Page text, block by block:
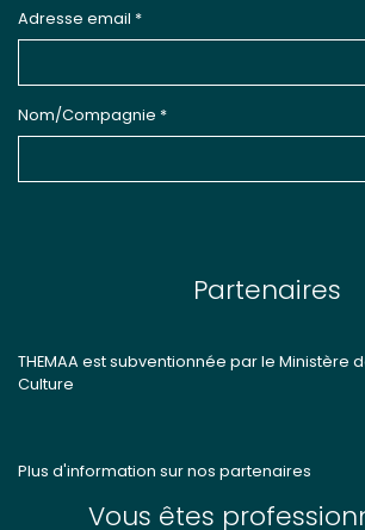
Adresse email *
Nom/Compagnie *
Partenaires
THEMAA est subventionnée par le Ministère
Culture
Plus d'information sur nos partenaires
Vous êtes